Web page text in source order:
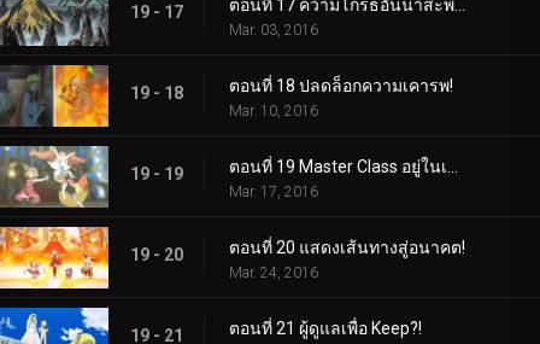
19 - 17
Mar. 03, 2016
19 - 18 ตอนที่ 18 ปลดล็อกความเคารพ!
Mar. 10, 2016
19 - 19
Mar. 17, 2016
19 - 20 ตอนที่ 20 แสดงเส้นทางสู่อนาคต!
Mar. 24, 2016
19 - 21 ตอนที่ 21 ผู้ดูแลเพื่อ Keep?!